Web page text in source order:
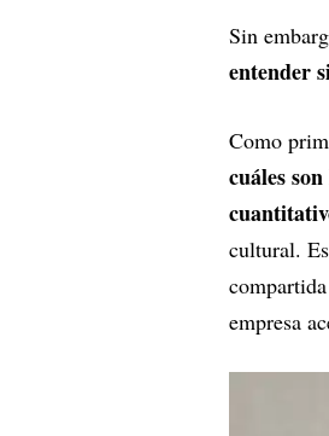
Sin
entender
Como
cuáles
cultural.
empresa